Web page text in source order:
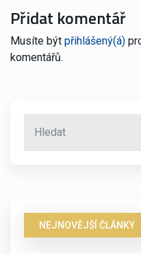
Přidat komentář
Musíte být přihlášený(á)
komentářů.
NEJNOVĚJŠÍ ČLÁNKY